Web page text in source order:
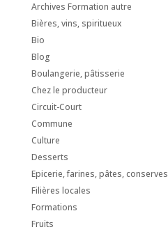
Archives Formation autre
Bières, vins, spiritueux
Bio
Blog
Boulangerie, pâtisserie
Chez le producteur
Circuit-Court
Commune
Culture
Desserts
Epicerie, farines, pâtes, conserves
Filières locales
Formations
Fruits